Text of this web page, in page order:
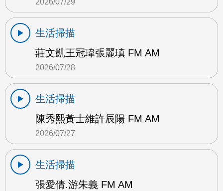
2026/07/29
生活掃描
莊文凱王冠瑋張麗瑱 FM AM
2026/07/28
生活掃描
陳秀熙黃士維許辰陽 FM AM
2026/07/27
生活掃描
張愛倩.游朱義 FM AM